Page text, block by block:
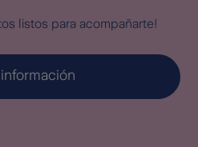
listos para acompañarte!